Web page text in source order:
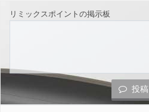
リミックスポイントの掲示板
投稿